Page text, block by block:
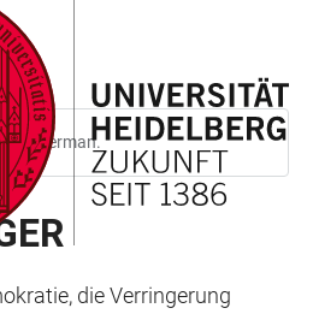
in German.
die Verringerung